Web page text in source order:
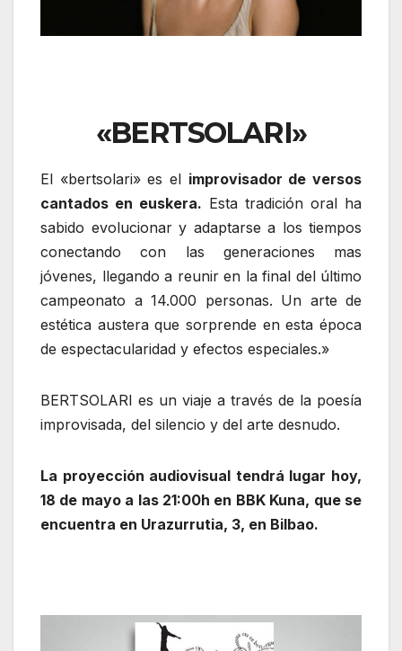
«BERTSOLARI»
El «bertsolari» es el improvisador de versos
cantados en euskera. Esta tradición oral ha
sabido evolucionar y adaptarse a los tiempos
conectando con las generaciones mas
jóvenes, llegando a reunir en la final del último
campeonato a 14.000 personas. Un arte de
estética austera que sorprende en esta época
de espectacularidad y efectos especiales.»
BERTSOLARI es un viaje a través de la poesía
improvisada, del silencio y del arte desnudo.
La proyección audiovisual tendrá lugar hoy,
18 de mayo a las 21:00h en BBK Kuna, que se
encuentra en Urazurrutia, 3, en Bilbao.